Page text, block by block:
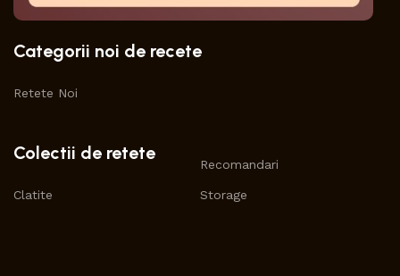
Categorii noi de recete
Retete Noi
Colectii de retete
Clatite
Recomandari
Storage